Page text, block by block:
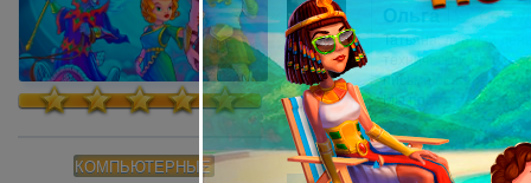
КОМПЬЮТЕРНЫЕ
Ольга
Татьяна, добрый
технической
письмо по адресу
Мы постараемся